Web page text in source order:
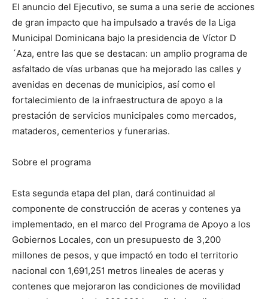
El anuncio del Ejecutivo, se suma a una serie de acciones
de gran impacto que ha impulsado a través de la Liga
Municipal Dominicana bajo la presidencia de Víctor D
´Aza, entre las que se destacan: un amplio programa de
asfaltado de vías urbanas que ha mejorado las calles y
avenidas en decenas de municipios, así como el
fortalecimiento de la infraestructura de apoyo a la
prestación de servicios municipales como mercados,
mataderos, cementerios y funerarias.
Sobre el programa
Esta segunda etapa del plan, dará continuidad al
componente de construcción de aceras y contenes ya
implementado, en el marco del Programa de Apoyo a los
Gobiernos Locales, con un presupuesto de 3,200
millones de pesos, y que impactó en todo el territorio
nacional con 1,691,251 metros lineales de aceras y
contenes que mejoraron las condiciones de movilidad